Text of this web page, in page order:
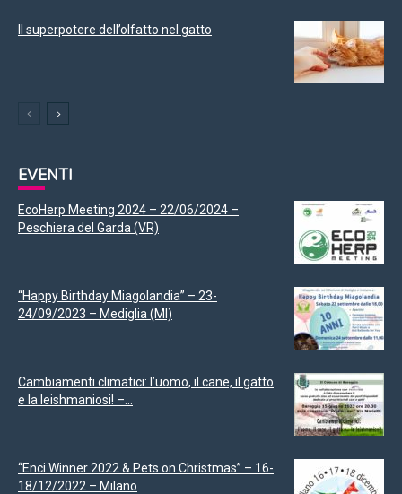
Il superpotere dell’olfatto nel gatto
EVENTI
EcoHerp Meeting 2024 – 22/06/2024 –
Peschiera del Garda (VR)
“Happy Birthday Miagolandia” – 23-
24/09/2023 – Mediglia (MI)
Cambiamenti climatici: l’uomo, il cane, il gatto
e la leishmaniosi! –...
“Enci Winner 2022 & Pets on Christmas” – 16-
18/12/2022 – Milano